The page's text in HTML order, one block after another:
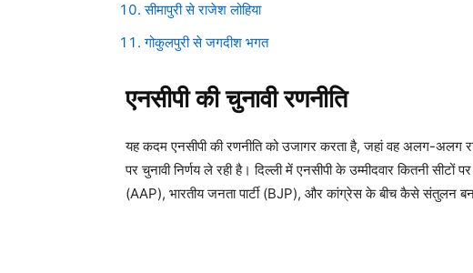
सीमापुरी से राजेश लोहिया
गोकुलपुरी से जगदीश भगत
एनसीपी की चुनावी रणनीति
यह कदम एनसीपी की रणनीति को उजागर करता है, जहां वह अलग-अलग
पर चुनावी निर्णय ले रही है। दिल्ली में एनसीपी के उम्मीदवार कितनी
(AAP), भारतीय जनता पार्टी (BJP), और कांग्रेस के बीच कैसे संतुलन